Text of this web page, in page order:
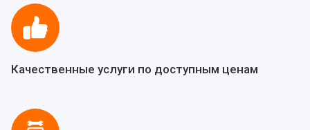
Качественные услуги по доступным ценам